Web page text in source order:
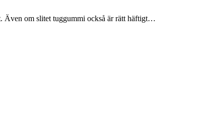
Även om slitet tuggummi också är rätt häftigt…